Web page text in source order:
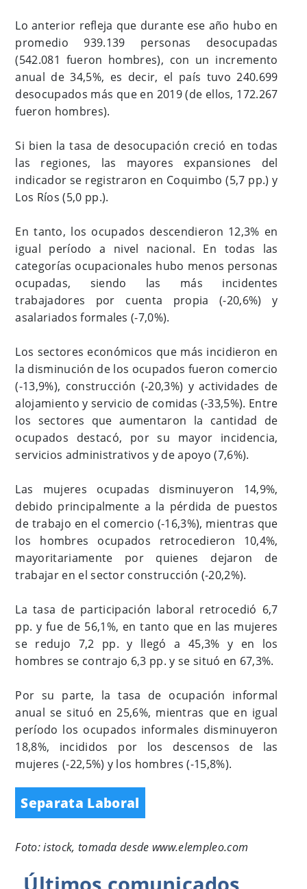
Lo anterior refleja que durante ese año hubo en
promedio 939.139 personas desocupadas
(542.081 fueron hombres), con un incremento
anual de 34,5%, es decir, el país tuvo 240.699
desocupados más que en 2019 (de ellos, 172.267
fueron hombres).
Si bien la tasa de desocupación creció en todas
las regiones, las mayores expansiones del
indicador se registraron en Coquimbo (5,7 pp.) y
Los Ríos (5,0 pp.).
En tanto, los ocupados descendieron 12,3% en
igual período a nivel nacional. En todas las
categorías ocupacionales hubo menos personas
ocupadas, siendo las más incidentes
trabajadores por cuenta propia (-20,6%) y
asalariados formales (-7,0%).
Los sectores económicos que más incidieron en
la disminución de los ocupados fueron comercio
(-13,9%), construcción (-20,3%) y actividades de
alojamiento y servicio de comidas (-33,5%). Entre
los sectores que aumentaron la cantidad de
ocupados destacó, por su mayor incidencia,
servicios administrativos y de apoyo (7,6%).
Las mujeres ocupadas disminuyeron 14,9%,
debido principalmente a la pérdida de puestos
de trabajo en el comercio (-16,3%), mientras que
los hombres ocupados retrocedieron 10,4%,
mayoritariamente por quienes dejaron de
trabajar en el sector construcción (-20,2%).
La tasa de participación laboral retrocedió 6,7
pp. y fue de 56,1%, en tanto que en las mujeres
se redujo 7,2 pp. y llegó a 45,3% y en los
hombres se contrajo 6,3 pp. y se situó en 67,3%.
Por su parte, la tasa de ocupación informal
anual se situó en 25,6%, mientras que en igual
período los ocupados informales disminuyeron
18,8%, incididos por los descensos de las
mujeres (-22,5%) y los hombres (-15,8%).
Separata Laboral
Foto: istock, tomada desde www.elempleo.com